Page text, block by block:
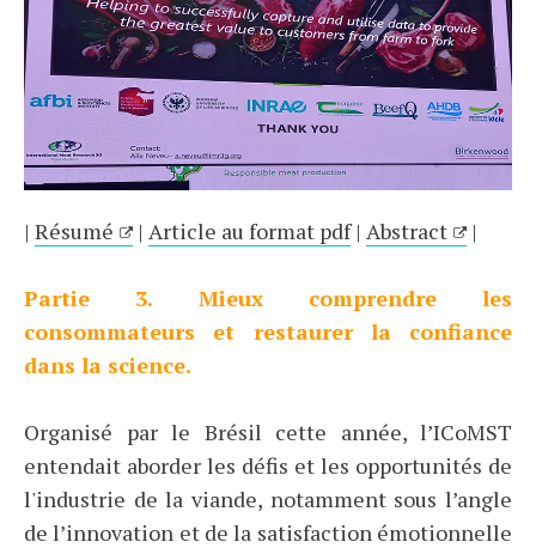
| Résumé | Article au format pdf| Abstract |
Partie 3. Mieux comprendre les
consommateurs et restaurer la confiance
dans la science.
Organisé par le Brésil cette année, l’ICoMST
entendait aborder les défis et les opportunités de
l'industrie de la viande, notamment sous l’angle
de l’innovation et de la satisfaction émotionnelle